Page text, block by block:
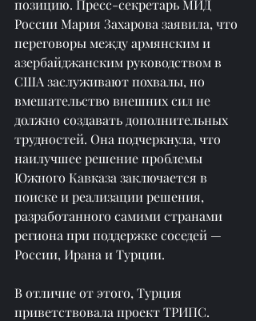
позицию. Пресс-секретарь МИД
России Мария Захарова заявила, что
переговоры между армянским и
азербайджанским руководством в
США заслуживают похвалы, но
вмешательство внешних сил не
должно создавать дополнительных
трудностей. Она подчеркнула, что
наилучшее решение проблемы
Южного Кавказа заключается в
поиске и реализации решения,
разработанного самими странами
региона при поддержке соседей —
России, Ирана и Турции.
В отличие от этого, Турция
приветствовала проект ТРИПС.